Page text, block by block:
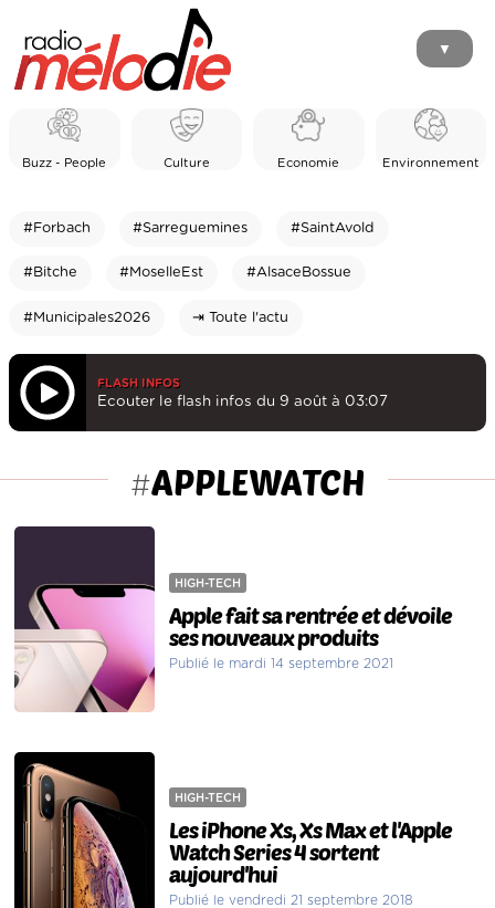
▼
Buzz - People Culture Economie Environnement
#Forbach #Sarreguemines #SaintAvold
#Bitche #MoselleEst #AlsaceBossue
#Municipales2026 ⇥ Toute l'actu
FLASH INFOS
Ecouter le flash infos du 9 août à 03:07
#APPLEWATCH
HIGH-TECH
Apple fait sa rentrée et dévoile
ses nouveaux produits
Publié le mardi 14 septembre 2021
HIGH-TECH
Les iPhone Xs, Xs Max et l'Apple
Watch Series 4 sortent
aujourd'hui
Publié le vendredi 21 septembre 2018